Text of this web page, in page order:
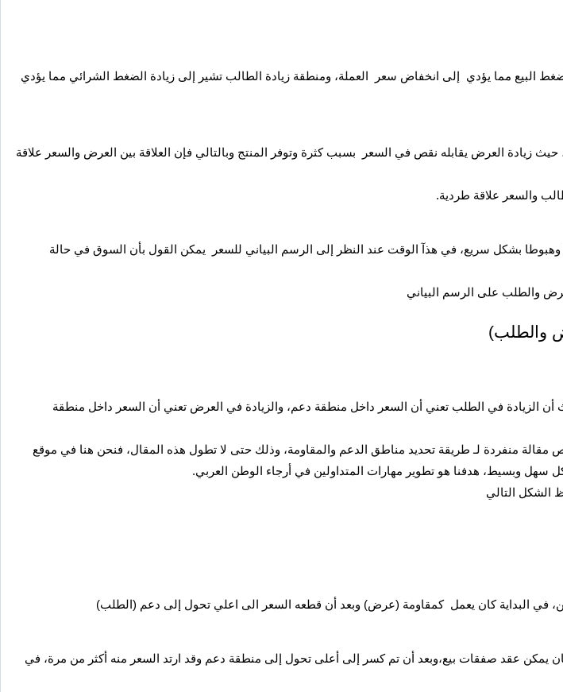
البيع مما يؤدي إلى انخفاض سعر العملة، ومنطقة زيادة الطالب تشير إلى زيادة الضغط الشرائي مما يؤدي
زيادة العرض يقابله نقص في السعر بسبب كثرة وتوفر المنتج وبالتالي فإن العلاقة بين العرض والسعر علاقة
والسعر علاقة طردية.
بشكل سريع، في هذآ الوقت عند النظر إلى الرسم البياني للسعر يمكن القول بأن السوق في حالة
والطلب على الرسم البياني
والطلب)
الزيادة في الطلب تعني أن السعر داخل منطقة دعم، والزيادة في العرض تعني أن السعر داخل منطقة
منفردة لـ طريقة تحديد مناطق الدعم والمقاومة، وذلك حتى لا تطول هذه المقال، فنحن هنا في موقع
سهل وبسيط، هدفنا هو تطوير مهارات المتداولين في أرجاء الوطن العربي.
الشكل التالي
في البداية كان يعمل كمقاومة (عرض) وبعد أن قطعه السعر الى اعلي تحول إلى دعم (الطلب)
يمكن عقد صفقات بيع،وبعد أن تم كسر إلى أعلى تحول إلى منطقة دعم وقد ارتد السعر منه أكثر من مرة، في